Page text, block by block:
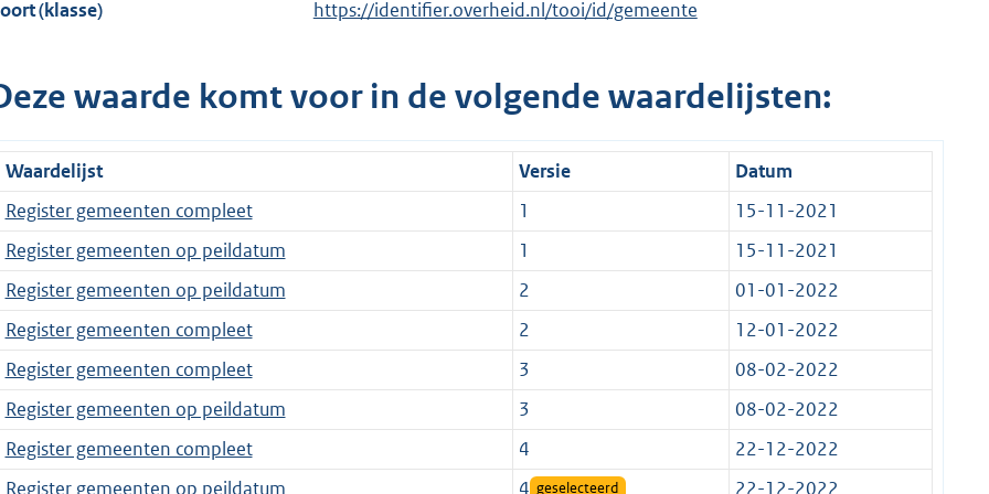
(klasse) https://identifier.overheid.nl/tooi/id/gemeente
waarde komt voor in de volgende waardelijsten:
Waardelijst Versie
Datum
Register gemeenten compleet
1
15-11-2021
Register gemeenten op peildatum
1
15-11-2021
Register gemeenten op peildatum
2
01-01-2022
Register gemeenten compleet
2
12-01-2022
Register gemeenten compleet
3
08-02-2022
Register gemeenten op peildatum
3
08-02-2022
Register gemeenten compleet
4
22-12-2022
Register gemeenten op peildatum
4 geselecteerd 22-12-2022